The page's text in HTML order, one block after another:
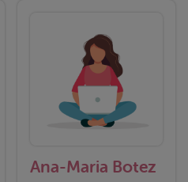
Ana-Maria Botez